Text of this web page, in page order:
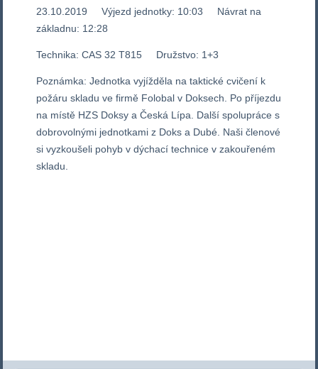
23.10.2019 Výjezd jednotky: 10:03 Návrat na
základnu: 12:28
Technika: CAS 32 T815 Družstvo: 1+3
Poznámka: Jednotka vyjížděla na taktické cvičení k
požáru skladu ve firmě Folobal v Doksech. Po příjezdu
na místě HZS Doksy a Česká Lípa. Další spolupráce s
dobrovolnými jednotkami z Doks a Dubé. Naši členové
si vyzkoušeli pohyb v dýchací technice v zakouřeném
skladu.